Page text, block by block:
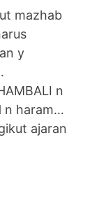
mazhab
y
n
n haram…
ajaran